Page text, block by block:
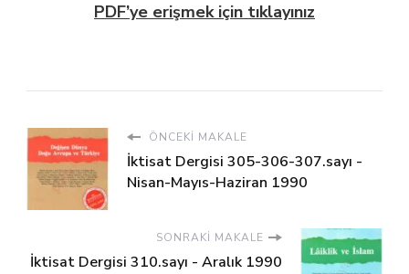
PDF’ye erişmek için tıklayınız
ÖNCEKI MAKALE
İktisat Dergisi 305-306-307.sayı -
Nisan-Mayıs-Haziran 1990
SONRAKI MAKALE
İktisat Dergisi 310.sayı - Aralık 1990